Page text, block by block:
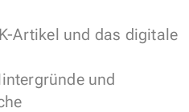
Artikel und das digitale
und